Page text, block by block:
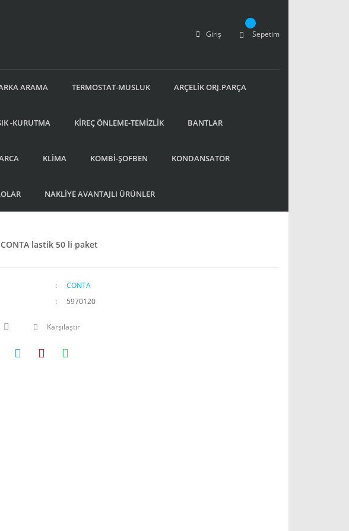
Giriş Sepetim
ARAMA TERMOSTAT-MUSLUK ARÇELİK ORJ.PARÇA
-KURUTMA KİREÇ ÖNLEME-TEMİZLİK BANTLAR
KLİMA KOMBİ-ŞOFBEN KONDANSATÖR
NAKLİYE AVANTAJLI ÜRÜNLER
CONTA lastik 50 li paket
CONTA
5970120
Karşılaştır